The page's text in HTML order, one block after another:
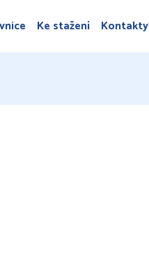
Ke stažení Kontakty